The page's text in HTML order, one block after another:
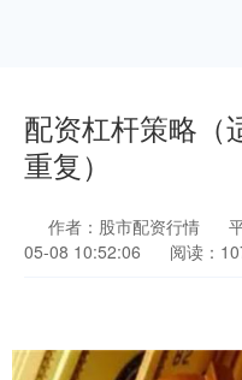
配资杠杆策略（
重复）
作者：股市配资行情
05-08 10:52:06
阅读：